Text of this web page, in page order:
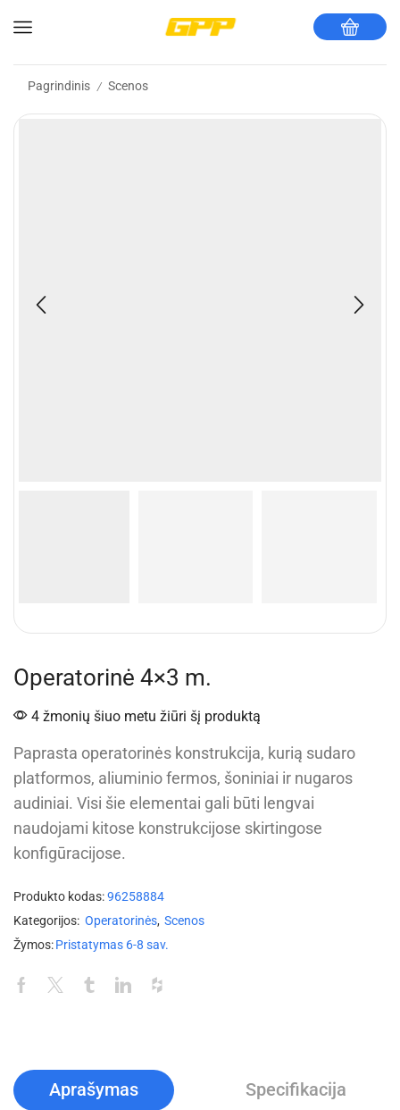
Pagrindinis / Scenos
Operatorinė 4×3 m.
4 žmonių šiuo metu žiūri šį produktą
Paprasta operatorinės konstrukcija, kurią sudaro
platformos, aliuminio fermos, šoniniai ir nugaros
audiniai. Visi šie elementai gali būti lengvai
naudojami kitose konstrukcijose skirtingose
konfigūracijose.
Produkto kodas:96258884
Kategorijos: Operatorinės, Scenos
Žymos:Pristatymas 6-8 sav.
Aprašymas Specifikacija